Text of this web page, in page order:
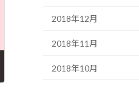
2018年12月
2018年11月
2018年10月